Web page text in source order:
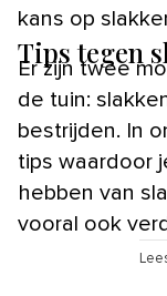
kans op
Tips tegen
Er zijn twee
de tuin:
bestrijden. In
tips waardoor
hebben van
vooral ook